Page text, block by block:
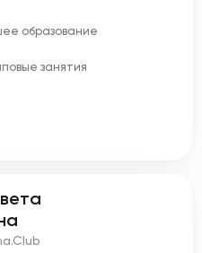
образование
занятия